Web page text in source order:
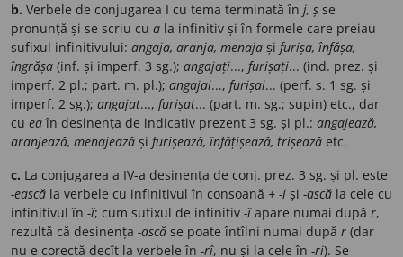
b. Verbele de conjugarea I cu tema terminată în j, ș se
pronunță și se scriu cu a la infinitiv și în formele care preiau
sufixul infinitivului: angaja, aranja, menaja și furișa, înfășa,
îngrășa (inf. și imperf. 3 sg.); angajați..., furișați... (ind. prez. și
imperf. 2 pl.; part. m. pl.); angajai..., furișai... (perf. s. 1 sg. și
imperf. 2 sg.); angajat..., furișat... (part. m. sg.; supin) etc., dar
cu eaîn desinența de indicativ prezent 3 sg. și pl.: angajează,
aranjează, menajează și furișează, înfățișează, trișează etc.
c. La conjugarea a IV-a desinența de conj. prez. 3 sg. și pl. este
-ească la verbele cu infinitivul în consoană + -i și -ască la cele cu
infinitivul în -î; cum sufixul de infinitiv -îapare numai după r,
rezultă că desinența -ască se poate întîlni numai după r (dar
nu e corectă decît la verbele în -rî, nu și la cele în -ri). Se